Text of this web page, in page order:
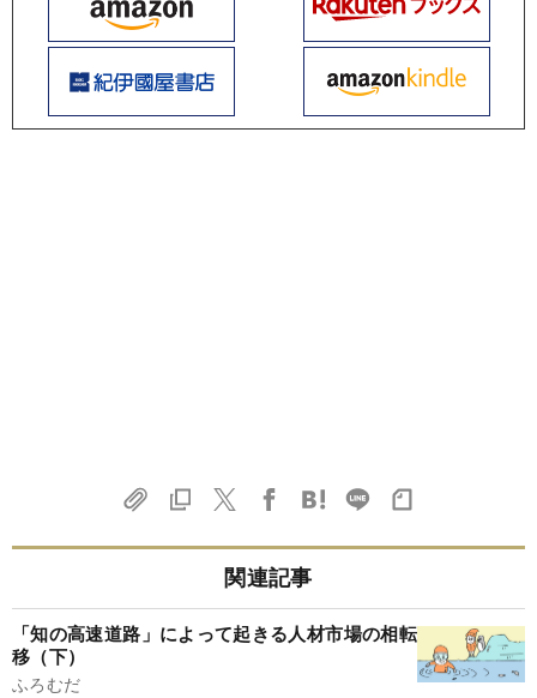
関連記事
「知の高速道路」によって起きる人材市場の相転
移（下）
ふろむだ